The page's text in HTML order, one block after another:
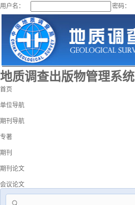
用户名： 密码：
地质调查出版物管理系统
首页
单位导航
期刊导航
专著
期刊
期刊论文
会议论文